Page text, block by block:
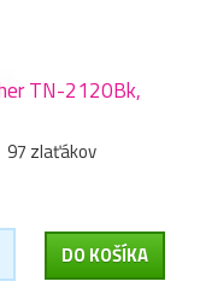
TN-2120Bk,
97 zlaťákov
DO KOŠÍKA